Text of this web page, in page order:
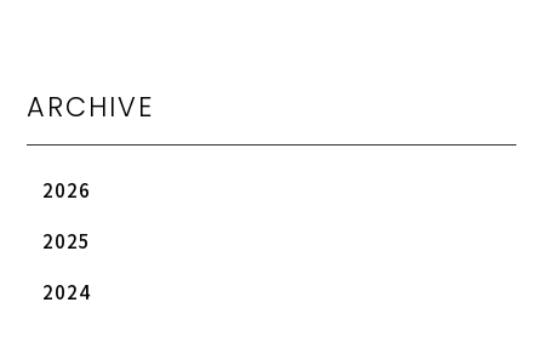
ARCHIVE
2026
2025
2024